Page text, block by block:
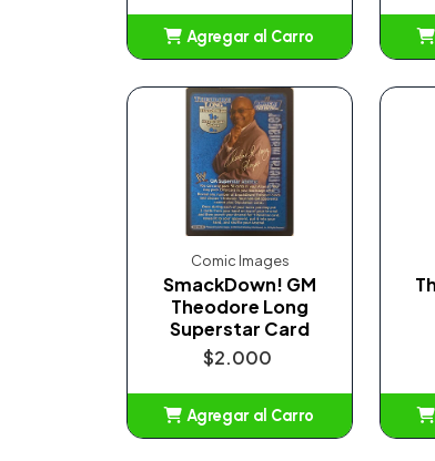
Agregar al Carro
Comic Images
SmackDown! GM
Theodore Long
Superstar Card
$2.000
Agregar al Carro